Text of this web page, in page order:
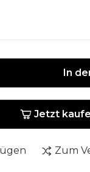
In
Jetzt
Zum